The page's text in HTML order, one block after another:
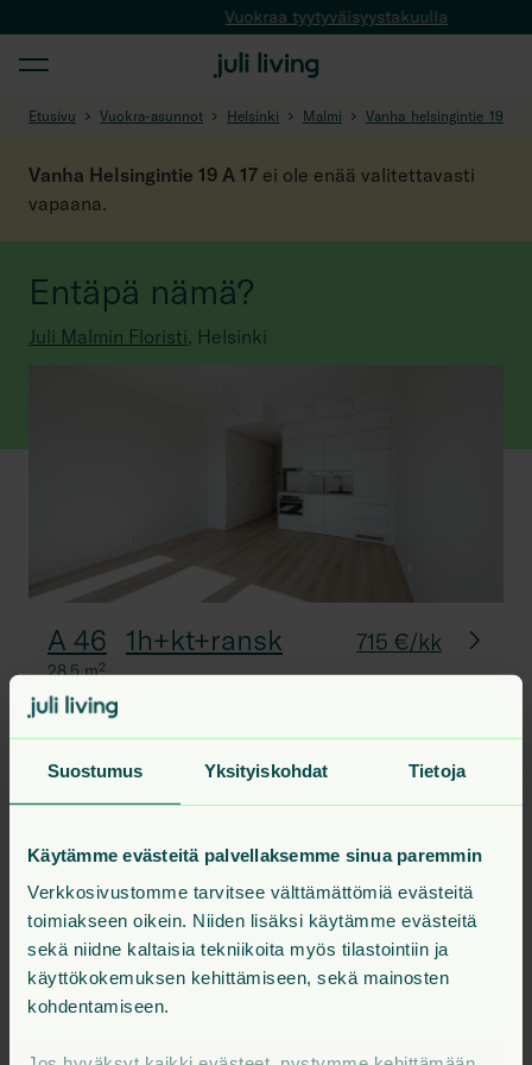
Suostumus Yksityiskohdat Tietoja
Käytämme evästeitä palvellaksemme sinua paremmin
Verkkosivustomme tarvitsee välttämättömiä evästeitä
toimiakseen oikein. Niiden lisäksi käytämme evästeitä
sekä niidne kaltaisia tekniikoita myös tilastointiin ja
käyttökokemuksen kehittämiseen, sekä mainosten
kohdentamiseen.
Vuokraa tyytyväisyystakuulla
Etusivu Vuokra-asunnot Helsinki Malmi Vanha_helsingintie_19
Vanha Helsingintie 19 A 17 ei ole enää valitettavasti
vapaana.
Entäpä nämä?
Juli Malmin Floristi, Helsinki
A 46 1h+kt+ransk
28.5m²
715 €/kk
A 65 1h+kt+ransk 28.5m² 9. krs 729 €
A 125 1h+kt+ransk 28.5m² 15. krs 749 €
Kaikki talon vapaat asunnot